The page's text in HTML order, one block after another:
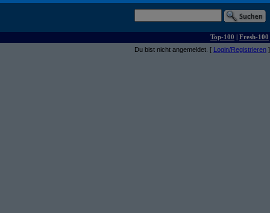
Top-100 | Fresh-100
Du bist nicht angemeldet. [ Login/Registrieren ]